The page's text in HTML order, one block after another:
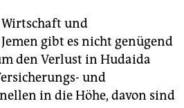
Wirtschaft und
gibt es nicht genügend
den Verlust in Hudaida
und
in die Höhe, davon sind